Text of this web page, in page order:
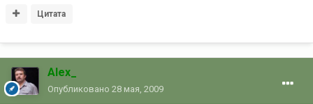
Цитата
Alex_
Опубликовано 28 мая, 2009